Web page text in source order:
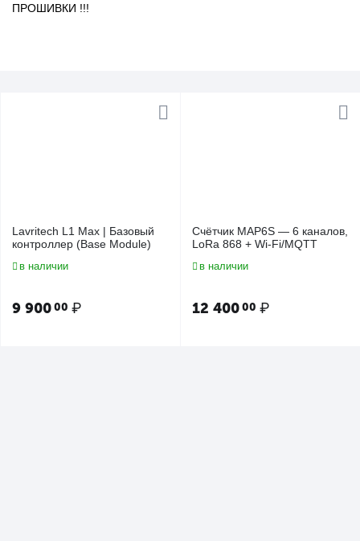
ПРОШИВКИ !!!
Lavritech L1 Max | Базовый
контроллер (Base Module)
в наличии
9 90000 ₽
Счётчик MAP6S — 6 каналов,
LoRa 868 + Wi-Fi/MQTT
в наличии
12 40000 ₽